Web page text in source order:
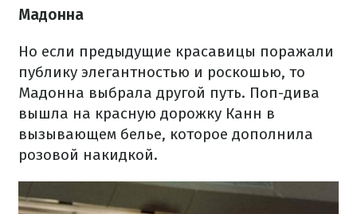
Мадонна
Но если предыдущие красавицы поражали
публику элегантностью и роскошью, то
Мадонна выбрала другой путь. Поп-дива
вышла на красную дорожку Канн в
вызывающем белье, которое дополнила
розовой накидкой.